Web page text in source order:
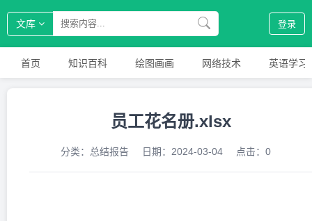
文库 登录
首页 知识百科 绘图画画 网络技术 英语学习
员工花名册.xlsx
分类： 总结报告 日期： 2024-03-04 点击： 0